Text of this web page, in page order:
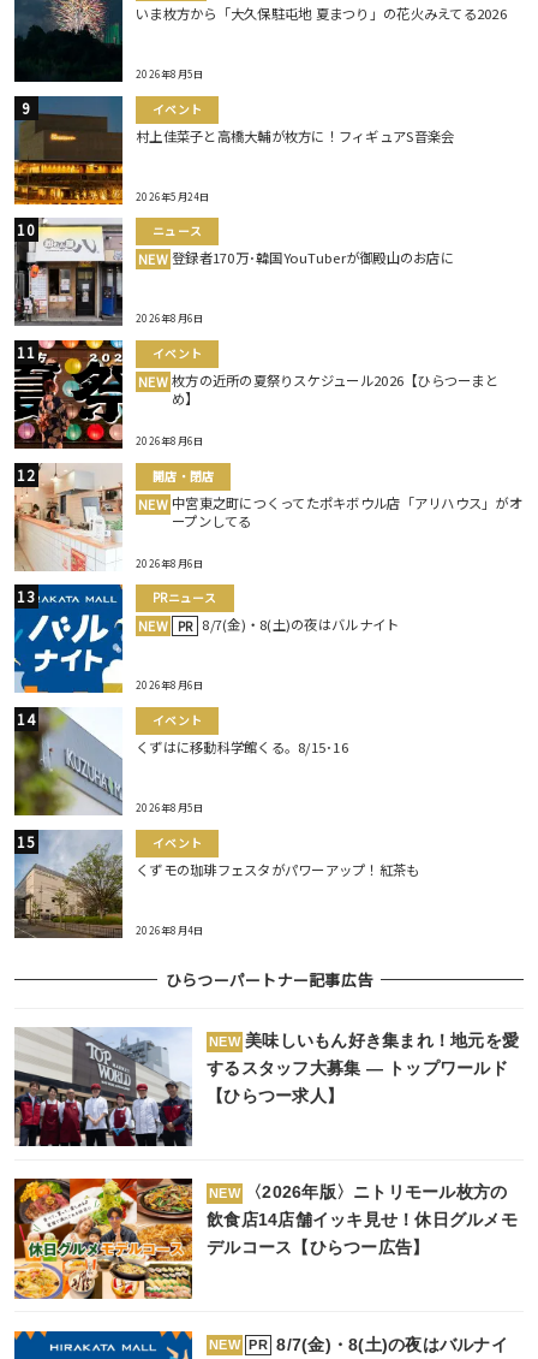
いま枚方から「大久保駐屯地 夏まつり」の花火みえてる2026
2026年8月5日
イベント
村上佳菜子と高橋大輔が枚方に！フィギュアS音楽会
2026年5月24日
ニュース
NEW 登録者170万･韓国YouTuberが御殿山のお店に
2026年8月6日
イベント
NEW 枚方の近所の夏祭りスケジュール2026【ひらつーまと
め】
2026年8月6日
開店・閉店
NEW 中宮東之町につくってたポキボウル店「アリハウス」がオ
ープンしてる
2026年8月6日
PRニュース
NEW PR 8/7(金)・8(土)の夜はバルナイト
2026年8月6日
イベント
くずはに移動科学館くる。8/15･16
2026年8月5日
イベント
くずモの珈琲フェスタがパワーアップ！紅茶も
2026年8月4日
ひらつーパートナー記事広告
NEW 美味しいもん好き集まれ！地元を愛
するスタッフ大募集 ― トップワールド
【ひらつー求人】
NEW
〈2026年版〉ニトリモール枚方の
飲食店14店舗イッキ見せ！休日グルメモ
デルコース【ひらつー広告】
NEW PR 8/7(金)・8(土)の夜はバルナイ